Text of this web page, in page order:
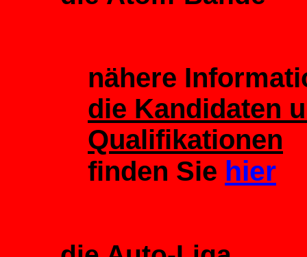
nähere
die Kandidaten
Qualifikationen
finden Sie hier